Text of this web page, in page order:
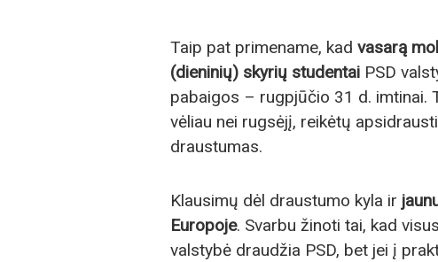
Taip pat primename, kad vasarą
(dieninių) skyrių studentai PSD
pabaigos – rugpjūčio 31 d. imtinai.
vėliau nei rugsėjį, reikėtų
draustumas.
Klausimų dėl draustumo kyla ir
Europoje. Svarbu žinoti tai, kad
valstybė draudžia PSD, bet jei į